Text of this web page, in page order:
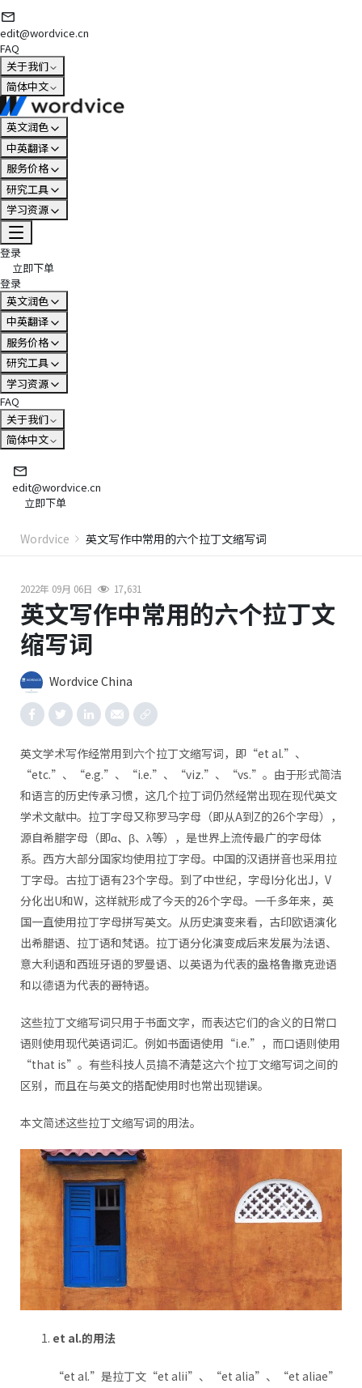
edit@wordvice.cn
FAQ
关于我们
简体中文
英文润色
中英翻译
服务价格
研究工具
学习资源
登录
立即下单
登录
英文润色
中英翻译
服务价格
研究工具
学习资源
FAQ
关于我们
简体中文
edit@wordvice.cn
立即下单
Wordvice 英文写作中常用的六个拉丁文缩写词
2022年 09月 06日 17,631
英文写作中常用的六个拉丁文
缩写词
Wordvice China
英文学术写作经常用到六个拉丁文缩写词，即“et al.”、
“etc.”、“e.g.”、“i.e.”、“viz.”、“vs.”。由于形式简洁
和语言的历史传承习惯，这几个拉丁词仍然经常出现在现代英文
学术文献中。拉丁字母又称罗马字母（即从A到Z的26个字母），
源自希腊字母（即α、β、λ等），是世界上流传最广的字母体
系。西方大部分国家均使用拉丁字母。中国的汉语拼音也采用拉
丁字母。古拉丁语有23个字母。到了中世纪，字母I分化出J，V
分化出U和W，这样就形成了今天的26个字母。一千多年来，英
国一直使用拉丁字母拼写英文。从历史演变来看，古印欧语演化
出希腊语、拉丁语和梵语。拉丁语分化演变成后来发展为法语、
意大利语和西班牙语的罗曼语、以英语为代表的盎格鲁撒克逊语
和以德语为代表的哥特语。
这些拉丁文缩写词只用于书面文字，而表达它们的含义的日常口
语则使用现代英语词汇。例如书面语使用“i.e.”，而口语则使用
“that is”。有些科技人员搞不清楚这六个拉丁文缩写词之间的
区别，而且在与英文的搭配使用时也常出现错误。
本文简述这些拉丁文缩写词的用法。
et al.的用法
“et al.”是拉丁文“et alii”、“et alia”、“et aliae”